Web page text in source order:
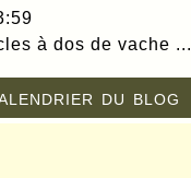
à dos de vache ...
du blog